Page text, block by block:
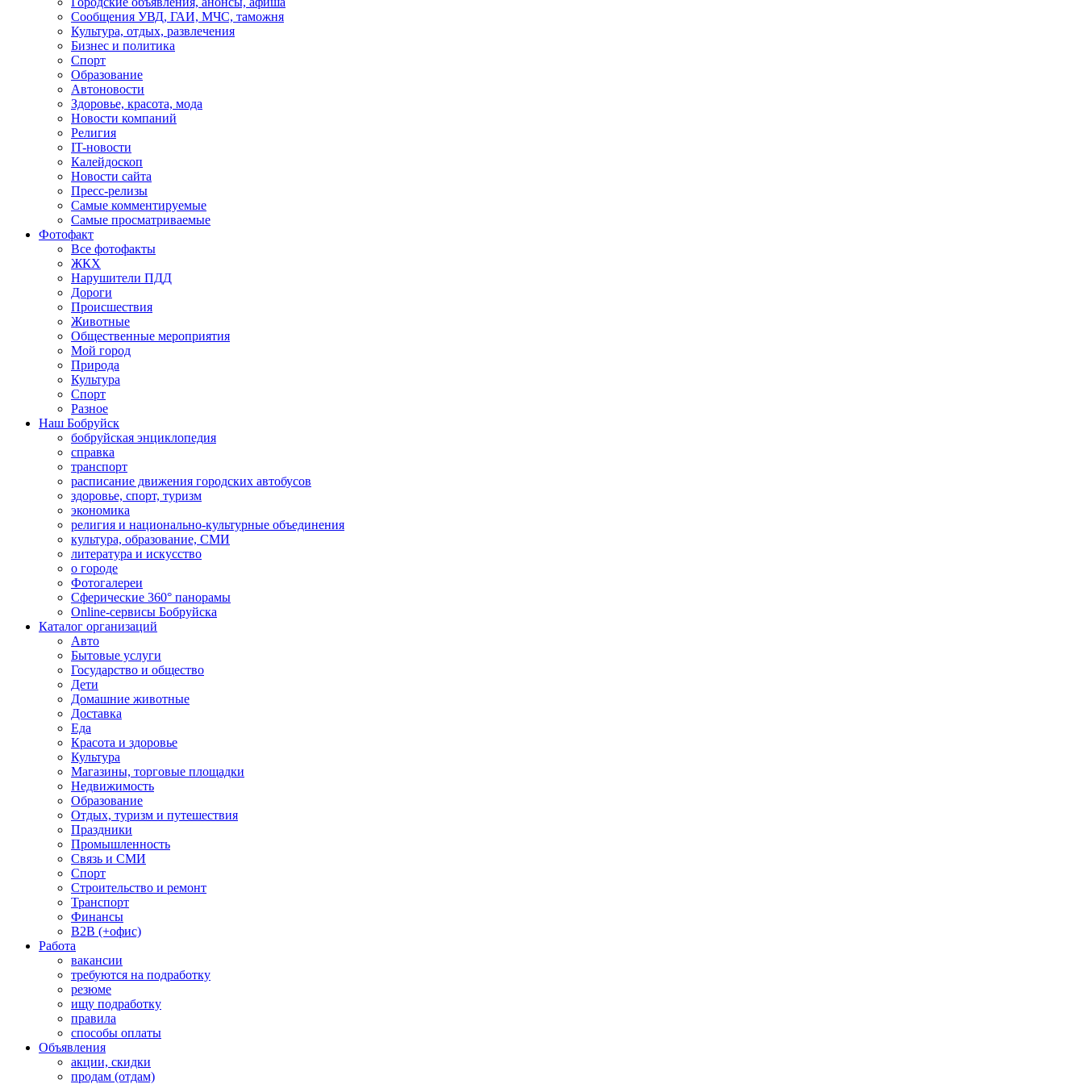
Сообщения УВД, ГАИ, МЧС, таможня
Культура, отдых, развлечения
Бизнес и политика
Спорт
Образование
Автоновости
Здоровье, красота, мода
Новости компаний
Религия
IT-новости
Калейдоскоп
Новости сайта
Пресс-релизы
Самые комментируемые
Самые просматриваемые
Фотофакт
Все фотофакты
ЖКХ
Нарушители ПДД
Дороги
Происшествия
Животные
Общественные мероприятия
Мой город
Природа
Культура
Спорт
Разное
Наш Бобруйск
бобруйская энциклопедия
справка
транспорт
расписание движения городских автобусов
здоровье, спорт, туризм
экономика
религия и национально-культурные объединения
культура, образование, СМИ
литература и искусство
о городе
Фотогалереи
Сферические 360° панорамы
Online-сервисы Бобруйска
Каталог организаций
Авто
Бытовые услуги
Государство и общество
Дети
Домашние животные
Доставка
Еда
Красота и здоровье
Культура
Магазины, торговые площадки
Недвижимость
Образование
Отдых, туризм и путешествия
Праздники
Промышленность
Связь и СМИ
Спорт
Строительство и ремонт
Транспорт
Финансы
B2B (+офис)
Работа
вакансии
требуются на подработку
резюме
ищу подработку
правила
способы оплаты
Объявления
акции, скидки
продам (отдам)